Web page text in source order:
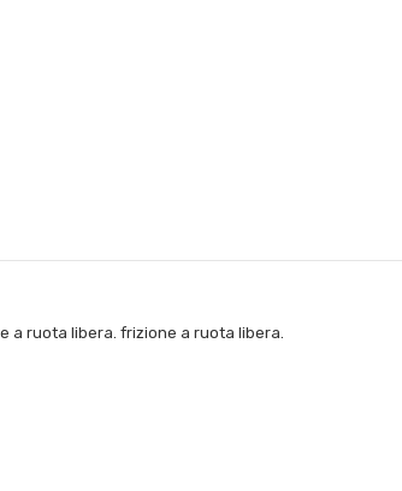
a ruota libera. frizione a ruota libera.